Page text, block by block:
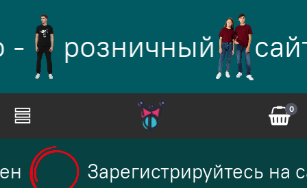
- розничный
0
Зарегистрируйтесь на